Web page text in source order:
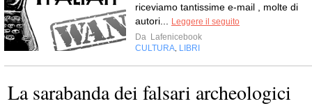
riceviamo tantissime e-mail , molte di
autori...
Leggere il seguito
Da Lafenicebook
CULTURA LIBRI
La sarabanda dei falsari archeologici